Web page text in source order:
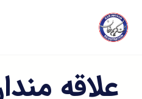
علاقه